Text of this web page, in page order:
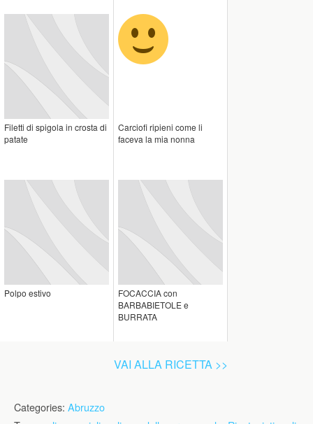
Filetti di spigola in crosta di
patate
Carciofi ripieni come li
faceva la mia nonna
Polpo estivo
FOCACCIA con
BARBABIETOLE e
BURRATA
VAI ALLA RICETTA >>
Categories: Abruzzo